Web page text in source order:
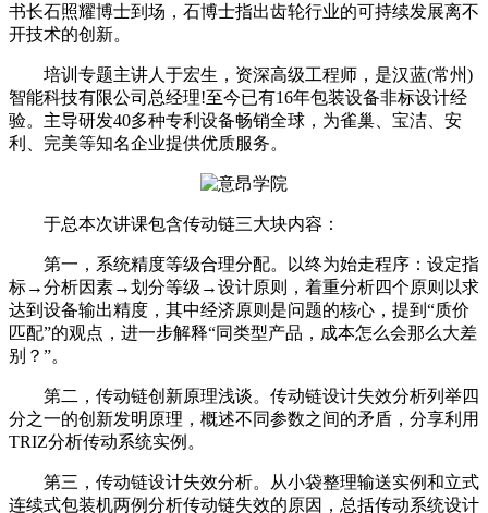
书长石照耀博士到场，石博士指出齿轮行业的可持续发展离不
开技术的创新。
培训专题主讲人于宏生，资深高级工程师，是汉蓝(常州)
智能科技有限公司总经理!至今已有16年包装设备非标设计经
验。主导研发40多种专利设备畅销全球，为雀巢、宝洁、安
利、完美等知名企业提供优质服务。
于总本次讲课包含传动链三大块内容：
第一，系统精度等级合理分配。以终为始走程序：设定指
标→分析因素→划分等级→设计原则，着重分析四个原则以求
达到设备输出精度，其中经济原则是问题的核心，提到“质价
匹配”的观点，进一步解释“同类型产品，成本怎么会那么大差
别？”。
第二，传动链创新原理浅谈。传动链设计失效分析列举四
分之一的创新发明原理，概述不同参数之间的矛盾，分享利用
TRIZ分析传动系统实例。
第三，传动链设计失效分析。从小袋整理输送实例和立式
连续式包装机两例分析传动链失效的原因，总括传动系统设计